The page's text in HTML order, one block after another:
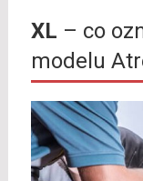
XL – co
modelu